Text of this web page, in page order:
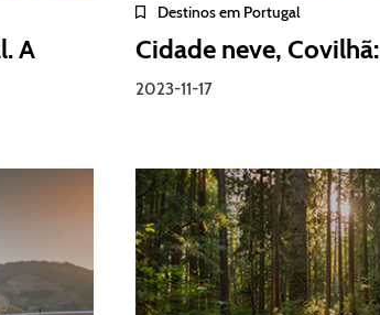
A
Destinos em Portugal
Cidade neve,
2023-11-17